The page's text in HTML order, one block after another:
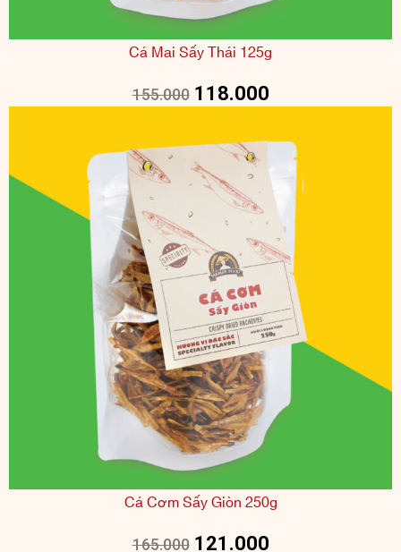
Cá Mai Sấy Thái 125g
155.000 118.000
Cá Cơm Sấy Giòn 250g
165.000 121.000